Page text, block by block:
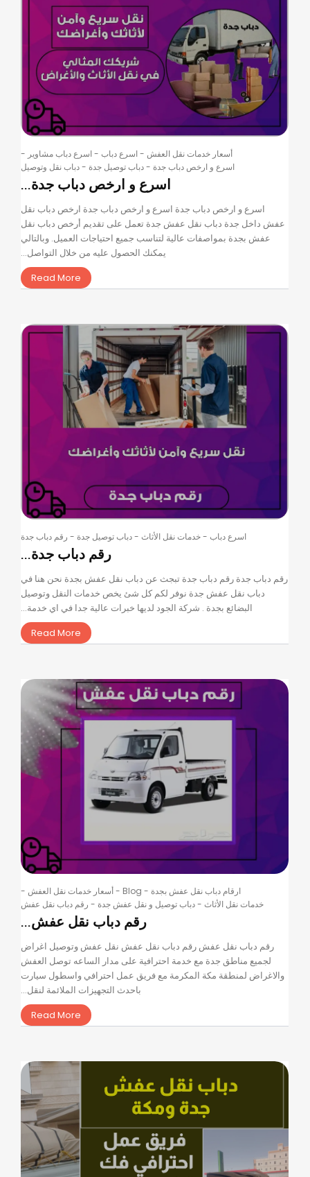
أسعار خدمات نقل العفش -اسرع دباب -اسرع دباب مشاوير -
اسرع و ارخص دباب جدة -دباب توصيل جدة -دباب نقل وتوصيل
اسرع و ارخص دباب جدة...
اسرع و ارخص دباب جدة اسرع و ارخص دباب جدة ارخص دباب نقل
عفش داخل جدة دباب نقل عفش جدة تعمل على تقديم أرخص دباب نقل
عفش بجدة بمواصفات عالية لتناسب جميع احتياجات العميل. وبالتالي
يمكنك الحصول عليه من خلال التواصل...
Read More
اسرع دباب -خدمات نقل الأثاث -دباب توصيل جدة - رقم دباب جدة
رقم دباب جدة...
رقم دباب جدة رقم دباب جدة تبجث عن دباب نقل عفش بجدة نحن هنا في
دباب نقل عفش جدة نوفر لكم كل شئ يخص خدمات النقل وتوصيل
البضائع بجدة . شركة الجود لديها خبرات عالية جدا في اي خدمة...
Read More
ارقام دباب نقل عفش بجدة -
Blog
-أسعار خدمات نقل العفش -
خدمات نقل الأثاث -دباب توصيل و نقل عفش جدة - رقم دباب نقل عفش
رقم دباب نقل عفش...
رقم دباب نقل عفش رقم دباب نقل عفش نقل عفش وتوصيل اغراض
لجميع مناطق جدة مع خدمة احترافية على مدار الساعه توصل العفش
والاغراض لمنطقة مكة المكرمة مع فريق عمل احترافي واسطول سيارت
باحدث التجهيزات الملائمة لنقل...
Read More